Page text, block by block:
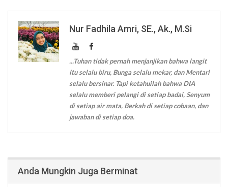
Nur Fadhila Amri, SE., Ak., M.Si
...Tuhan tidak pernah menjanjikan bahwa langit
itu selalu biru, Bunga selalu mekar, dan Mentari
selalu bersinar. Tapi ketahuilah bahwa DIA
selalu memberi pelangi di setiap badai, Senyum
di setiap air mata, Berkah di setiap cobaan, dan
jawaban di setiap doa.
Anda Mungkin Juga Berminat